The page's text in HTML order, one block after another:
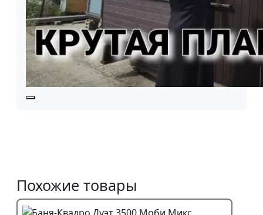
Похожие товары